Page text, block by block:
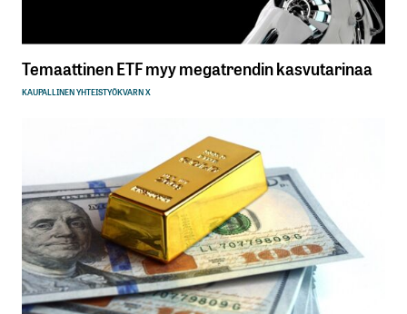
Temaattinen ETF myy megatrendin kasvutarinaa
KAUPALLINEN YHTEISTYÖKVARN X